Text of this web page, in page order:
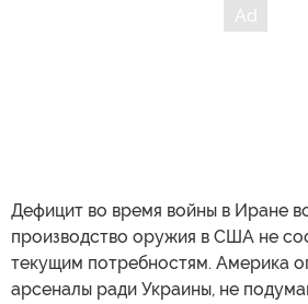
Дефицит во время войны в Иране
производство оружия в США не
текущим потребностям. Америка
арсеналы ради Украины, не